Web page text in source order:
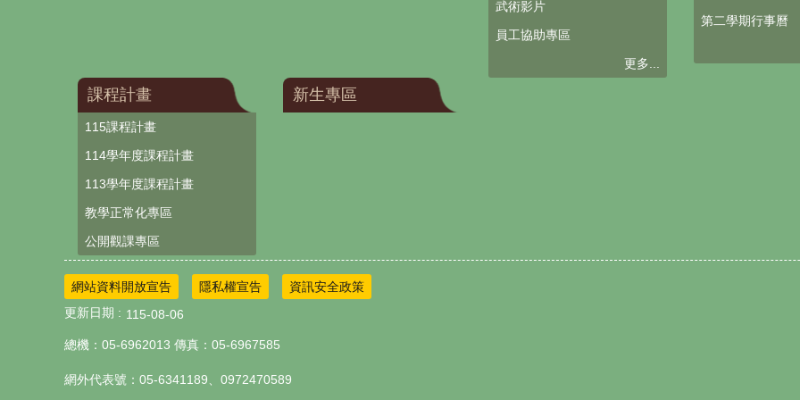
武術影片
員工協助專區
更多...
第二學期行事曆
課程計畫
115課程計畫
114學年度課程計畫
113學年度課程計畫
教學正常化專區
公開觀課專區
新生專區
網站資料開放宣告 隱私權宣告
資訊安全政策
更新日期
115-08-06
總機：05-6962013 傳真：05-6967585
網外代表號：05-6341189、0972470589